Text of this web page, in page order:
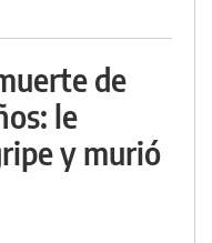
de
le
y murió